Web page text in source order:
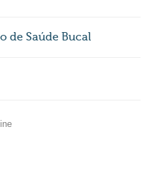
de Saúde Bucal